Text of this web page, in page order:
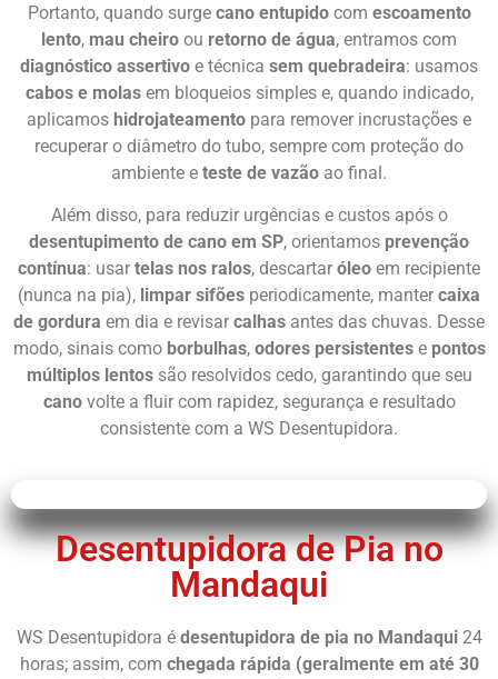
Portanto, quando surge cano entupidocom escoamento
lento, mau cheiro ou retorno de água, entramos com
diagnóstico assertivo e técnica sem quebradeira: usamos
cabos e molasem bloqueios simples e, quando indicado,
aplicamos hidrojateamento para remover incrustações e
recuperar o diâmetro do tubo, sempre com proteção do
ambiente e teste de vazão ao final.
Além disso, para reduzir urgências e custos após o
desentupimento de cano em SP, orientamos prevenção
contínua: usar telas nos ralos, descartar óleo em recipiente
(nunca na pia), limpar sifões periodicamente, manter caixa
de gordura em dia e revisar calhas antes das chuvas. Desse
modo, sinais como borbulhas, odores persistentese pontos
múltiplos lentossão resolvidos cedo, garantindo que seu
canovolte a fluir com rapidez, segurança e resultado
consistente com a WS Desentupidora.
Desentupidora de Pia no
Mandaqui
WS Desentupidora é desentupidora de pia no Mandaqui24
horas; assim, com chegada rápida (geralmente em até 30